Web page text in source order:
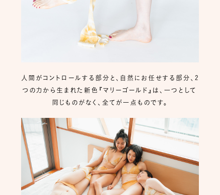
人間がコントロールする部分と、自然にお任せする部分、2
つの力から生まれた新色『マリーゴールド』は、一つとして
同じものがなく、全てが一点ものです。